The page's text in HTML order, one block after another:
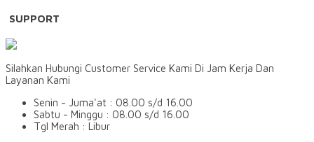
SUPPORT
Silahkan Hubungi Customer Service Kami Di Jam Kerja Dan
Layanan Kami
Senin - Juma'at : 08.00 s/d 16.00
Sabtu - Minggu : 08.00 s/d 16.00
Tgl Merah : Libur